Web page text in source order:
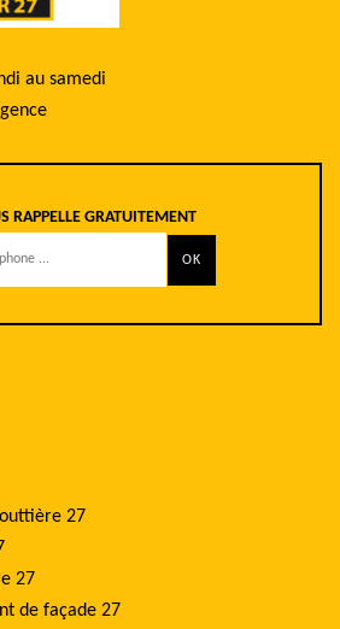
au samedi
RAPPELLE GRATUITEMENT
27
27
de façade 27